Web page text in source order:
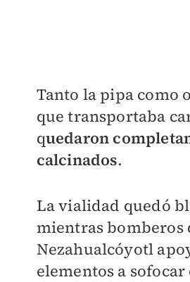
Tanto la pipa como
que transportaba
quedaron
calcinados.
La vialidad quedó
mientras bomberos
Nezahualcóyotl
elementos a